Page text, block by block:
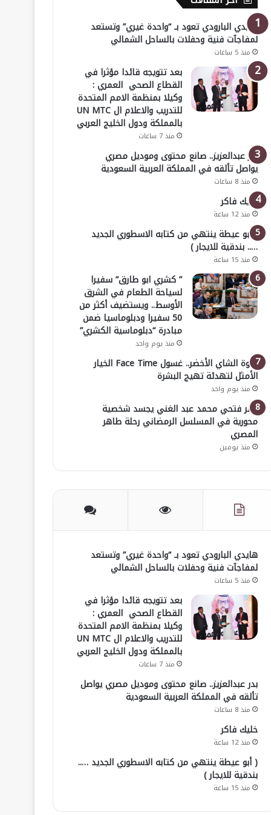
هايدي البارودي تعود بـ “واحدة غيري” وتستعد
لمفاجآت فنية وحفلات بالساحل الشمالي
منذ 5 ساعات
بعد تتويجه قائدا مؤثرا في
القطاع الصحي العمري :
وكيلا بمنظمة الامم المتحدة
للتدريب والاعلام ال UN MTC
بالمملكة ودول الخليج العربي
منذ 7 ساعات
بدر عبدالعزيز.. صانع محتوى وموديل مصري
يواصل تألقه في المملكة العربية السعودية
منذ 8 ساعات
خليك فاكر
منذ 12 ساعة
( أبو عيطة ينتهي من كتابه الاسطوري الجديد
….. بندقية للايجار )
منذ 15 ساعة
” كشري ابو طارق” سفيرا
لسياحة الطعام في الشرق
الأوسط.. ويستضيف أكثر من
50 سفيرا ودبلوماسيا ضمن
مبادرة “دبلوماسية الكشري”
منذ يوم واحد
قوة الشاي الأخضر.. غسول Face Time الخيار
الأمثل لتهدئة تهيج البشرة
منذ يوم واحد
عمر فتحي محمد عبد الغني يجسد شخصية
محورية في المسلسل الرمضاني رحلة طاهر
المصري
منذ يومين
هايدي البارودي تعود بـ “واحدة غيري” وتستعد
لمفاجآت فنية وحفلات بالساحل الشمالي
منذ 5 ساعات
بعد تتويجه قائدا مؤثرا في
القطاع الصحي العمري :
وكيلا بمنظمة الامم المتحدة
للتدريب والاعلام ال UN MTC
بالمملكة ودول الخليج العربي
منذ 7 ساعات
بدر عبدالعزيز.. صانع محتوى وموديل مصري يواصل
تألقه في المملكة العربية السعودية
منذ 8 ساعات
خليك فاكر
منذ 12 ساعة
( أبو عيطة ينتهي من كتابه الاسطوري الجديد …..
بندقية للايجار )
منذ 15 ساعة